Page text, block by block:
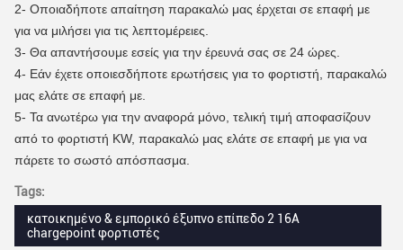
2- Οποιαδήποτε απαίτηση παρακαλώ μας έρχεται σε επαφή με
για να μιλήσει για τις λεπτομέρειες.
3- Θα απαντήσουμε εσείς για την έρευνά σας σε 24 ώρες.
4- Εάν έχετε οποιεσδήποτε ερωτήσεις για το φορτιστή, παρακαλώ
μας ελάτε σε επαφή με.
5- Τα ανωτέρω για την αναφορά μόνο, τελική τιμή αποφασίζουν
από το φορτιστή KW, παρακαλώ μας ελάτε σε επαφή με για να
πάρετε το σωστό απόσπασμα.
Tags:
κατοικημένο & εμπορικό έξυπνο επίπεδο 2 16A
chargepoint φορτιστές